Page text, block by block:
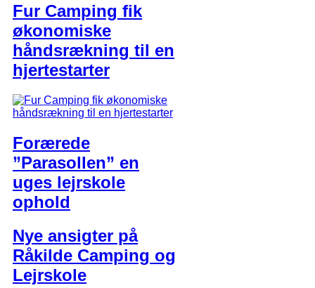
Fur Camping fik
økonomiske
håndsrækning til en
hjertestarter
Forærede
”Parasollen” en
uges lejrskole
ophold
Nye ansigter på
Råkilde Camping og
Lejrskole